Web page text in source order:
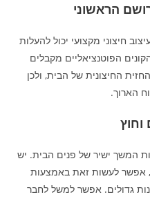
הראשוני
חיצוני מקצועי יכול להעלות
הפוטנציאליים מקבלים
החיצונית של הבית, ולכן
הארוך.
וחוץ
המשך ישיר של פנים הבית. יש
אפשר לעשות זאת באמצעות
גדולים. אפשר למשל לחבר